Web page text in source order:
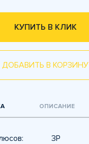
КУПИТЬ В КЛИК
ДОБАВИТЬ В КОРЗИНУ
ОПИСАНИЕ
3P